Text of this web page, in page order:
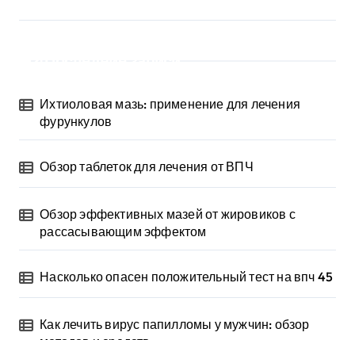
Ихтиоловая мазь: применение для лечения
фурункулов
Обзор таблеток для лечения от ВПЧ
Обзор эффективных мазей от жировиков с
рассасывающим эффектом
Насколько опасен положительный тест на впч 45
Как лечить вирус папилломы у мужчин: обзор